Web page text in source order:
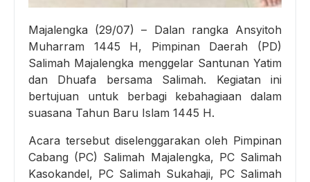
Majalengka (29/07) – Dalan rangka Ansyitoh
Muharram 1445 H, Pimpinan Daerah (PD)
Salimah Majalengka menggelar Santunan Yatim
dan Dhuafa bersama Salimah. Kegiatan ini
bertujuan untuk berbagi kebahagiaan dalam
suasana Tahun Baru Islam 1445 H.
Acara tersebut diselenggarakan oleh Pimpinan
Cabang (PC) Salimah Majalengka, PC Salimah
Kasokandel, PC Salimah Sukahaji, PC Salimah